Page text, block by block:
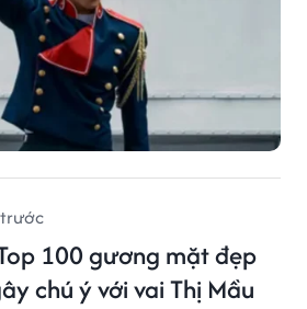
100 gương mặt đẹp
chú ý với vai Thị Mầu